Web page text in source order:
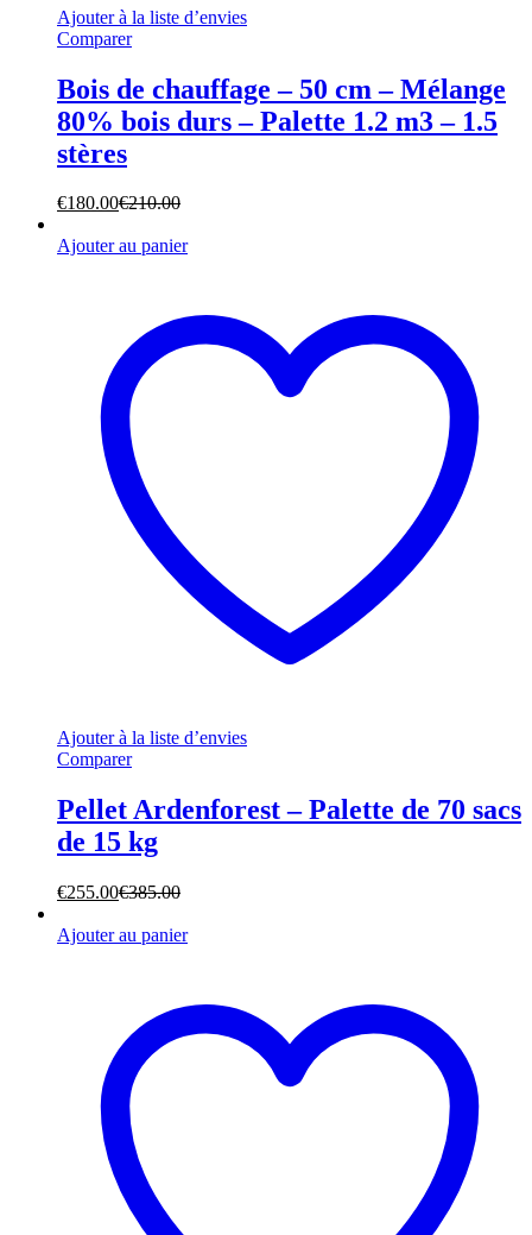
Ajouter à la liste d’envies
Comparer
Bois de chauffage – 50 cm – Mélange
80% bois durs – Palette 1.2 m3 – 1.5
stères
€180.00€210.00
Ajouter au panier
Ajouter à la liste d’envies
Comparer
Pellet Ardenforest – Palette de 70 sacs
de 15 kg
€255.00€385.00
Ajouter au panier